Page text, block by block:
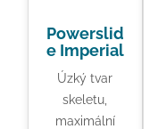
Powerslid
e Imperial
Úzký tvar
skeletu,
maximální